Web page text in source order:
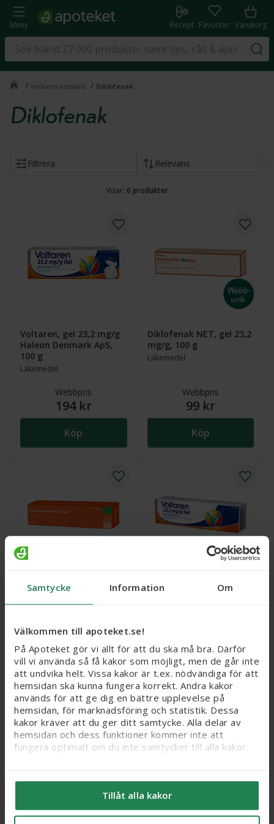
Samtycke Information Om
Välkommen till apoteket.se!
På Apoteket gör vi allt för att du ska må bra. Därför
vill vi använda så få kakor som möjligt, men de går inte
att undvika helt. Vissa kakor är t.ex. nödvändiga för att
hemsidan ska kunna fungera korrekt. Andra kakor
används för att ge dig en bättre upplevelse på
hemsidan, för marknadsföring och statistik. Dessa
kakor kräver att du ger ditt samtycke. Alla delar av
hemsidan och dess funktioner kommer inte att
fungera optimalt om du inte samtycker till alla kakor.
komma att behandlas genom kakor, eftersom vi bl. a.
säljer integritetskänsliga produkter som receptfria
läkemedel och produkter relaterade till hälsostatus
och sex. När du samtycker till kakor samtycker du
Tillåt alla kakor
Meny Recept Favoriter Varukorg
/ Verksam substans / Diklofenak
Diklofenak
Filtrera Relevans
Visar: 6 produkter
Voltaren, gel 23,2 mg/g
Haleon Denmark ApS,
100 g
Läkemedel
Webbpris
194 kr
Köp
Diklofenak NET, gel 23,2
mg/g, 100 g
Läkemedel
Webbpris
99 kr
Köp
Diklofenak Apofri, gel
23,2 mg/g, 100 g
Webbpris
169 kr
Köp
Voltaren, gel 23,2 mg/g
Webbpris
145 kr
Köp